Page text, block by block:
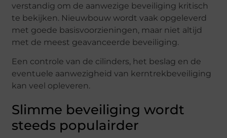
verstandig om de aanwezige beveiliging kritisch
te bekijken. Nieuwbouw wordt vaak opgeleverd
met goede basisvoorzieningen, maar niet altijd
met de meest geavanceerde beveiliging.
Een controle van de cilinders, het beslag en de
eventuele aanwezigheid van kerntrekbeveiliging
kan veel opleveren.
Slimme beveiliging wordt
steeds populairder